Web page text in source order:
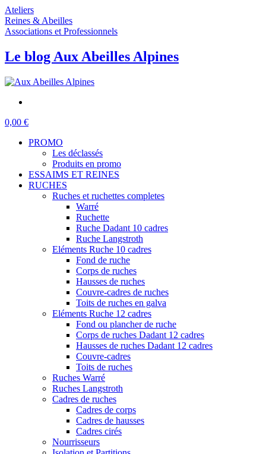
Ateliers
Reines & Abeilles
Associations et Professionnels
Le blog Aux Abeilles Alpines
0,00 €
PROMO
Les déclassés
Produits en promo
ESSAIMS ET REINES
RUCHES
Ruches et ruchettes completes
Warré
Ruchette
Ruche Dadant 10 cadres
Ruche Langstroth
Eléments Ruche 10 cadres
Fond de ruche
Corps de ruches
Hausses de ruches
Couvre-cadres de ruches
Toits de ruches en galva
Eléments Ruche 12 cadres
Fond ou plancher de ruche
Corps de ruches Dadant 12 cadres
Hausses de ruches Dadant 12 cadres
Couvre-cadres
Toits de ruches
Ruches Warré
Ruches Langstroth
Cadres de ruches
Cadres de corps
Cadres de hausses
Cadres cirés
Nourrisseurs